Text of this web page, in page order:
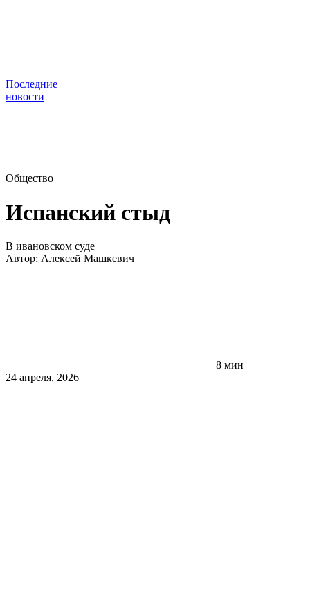
Последние
новости
Общество
Испанский стыд
В ивановском суде
Автор: Алексей Машкевич
8 мин
24 апреля, 2026